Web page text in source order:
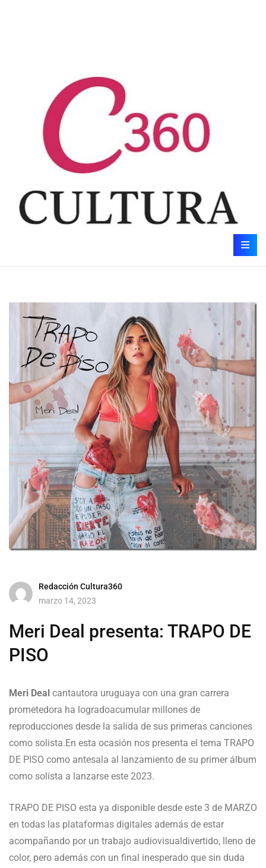
Redacción Cultura360
marzo 14, 2023
Meri Deal presenta: TRAPO DE
PISO
Meri Deal cantautora uruguaya con una gran carrera
prometedora ha logradoacumular millones de
reproducciones desde la salida de sus primeras canciones
como solista.En esta ocasión nos presenta el tema TRAPO
DE PISO como antesala al lanzamiento de su primer álbum
como solista a lanzarse este 2023.
TRAPO DE PISO esta ya disponible desde este 3 de MARZO
en todas las plataformas digitales además de estar
acompañando por un trabajo audiovisualdivertido, lleno de
color, pero además con un final inesperado que sin duda